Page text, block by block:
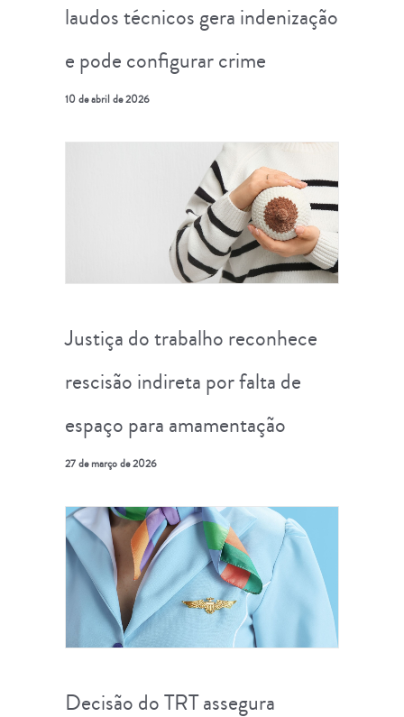
laudos técnicos gera indenização
e pode configurar crime
10 de abril de 2026
Justiça do trabalho reconhece
rescisão indireta por falta de
espaço para amamentação
27 de março de 2026
Decisão do TRT assegura